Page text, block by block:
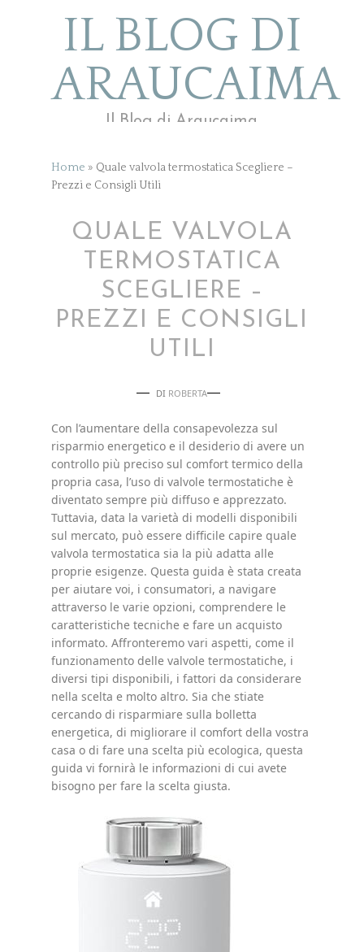
IL BLOG DI
ARAUCAIMA
Il Blog di Araucaima
Home » Quale valvola termostatica Scegliere –
Prezzi e Consigli Utili
QUALE VALVOLA
TERMOSTATICA
SCEGLIERE –
PREZZI E CONSIGLI
UTILI
DI ROBERTA
Con l’aumentare della consapevolezza sul
risparmio energetico e il desiderio di avere un
controllo più preciso sul comfort termico della
propria casa, l’uso di valvole termostatiche è
diventato sempre più diffuso e apprezzato.
Tuttavia, data la varietà di modelli disponibili
sul mercato, può essere difficile capire quale
valvola termostatica sia la più adatta alle
proprie esigenze. Questa guida è stata creata
per aiutare voi, i consumatori, a navigare
attraverso le varie opzioni, comprendere le
caratteristiche tecniche e fare un acquisto
informato. Affronteremo vari aspetti, come il
funzionamento delle valvole termostatiche, i
diversi tipi disponibili, i fattori da considerare
nella scelta e molto altro. Sia che stiate
cercando di risparmiare sulla bolletta
energetica, di migliorare il comfort della vostra
casa o di fare una scelta più ecologica, questa
guida vi fornirà le informazioni di cui avete
bisogno per fare la scelta giusta.